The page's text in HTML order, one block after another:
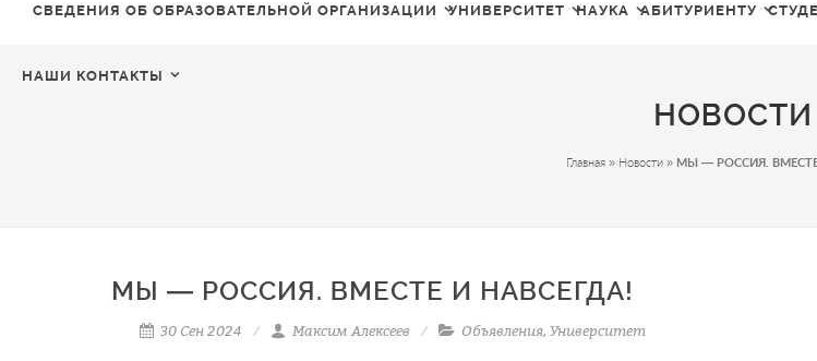
СВЕДЕНИЯ ОБ ОБРАЗОВАТЕЛЬНОЙ ОРГАНИЗАЦИИ УНИВЕРСИТЕТ НАУКА АБИТУРИЕНТУ
НАШИ КОНТАКТЫ
НОВОСТИ
Главная» Новости» МЫ — РОССИЯ.
МЫ — РОССИЯ. ВМЕСТЕ И НАВСЕГДА!
30 Сен 2024 Максим Алексеев Объявления, Университет